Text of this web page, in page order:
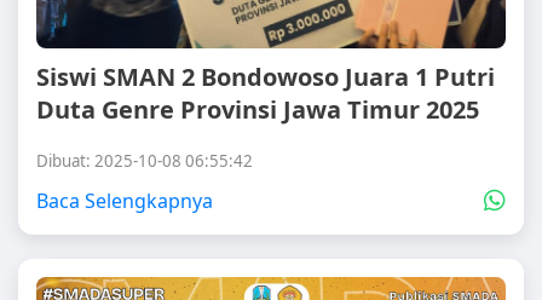
Siswi SMAN 2 Bondowoso Juara 1 Putri
Duta Genre Provinsi Jawa Timur 2025
Dibuat: 2025-10-08 06:55:42
Baca Selengkapnya